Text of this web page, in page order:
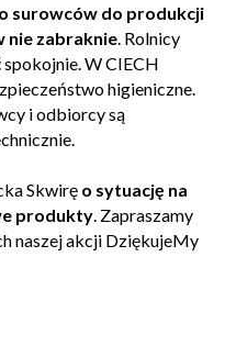
surowców do produkcji
nie zabraknie . Rolnicy
W CIECH
higieniczne.
i odbiorcy są
Skwirę o sytuację na
produkty . Zapraszamy
naszej akcji DziękujeMy